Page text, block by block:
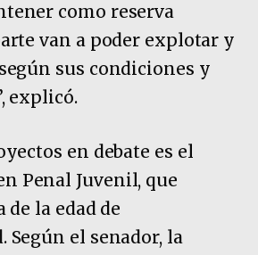
como reserva
van a poder explotar y
sus condiciones y
explicó.
en debate es el
Penal Juvenil, que
la edad de
el senador, la